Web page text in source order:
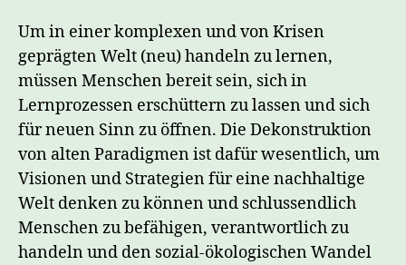
Um in einer komplexen und von Krisen
geprägten Welt (neu) handeln zu lernen,
müssen Menschen bereit sein, sich in
Lernprozessen erschüttern zu lassen und sich
für neuen Sinn zu öffnen. Die Dekonstruktion
von alten Paradigmen ist dafür wesentlich, um
Visionen und Strategien für eine nachhaltige
Welt denken zu können und schlussendlich
Menschen zu befähigen, verantwortlich zu
handeln und den sozial-ökologischen Wandel